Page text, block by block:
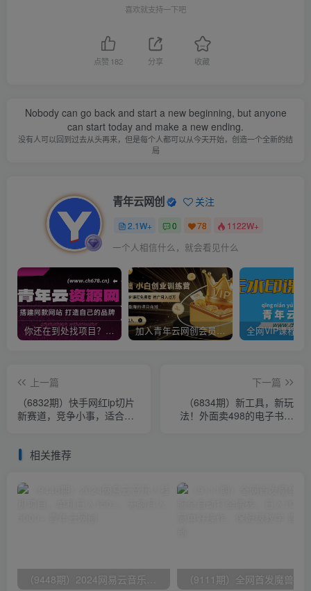
喜欢就支持一下吧
点赞 182 分享 收藏
Nobody can go back and start a new beginning, but anyone
can start today and make a new ending.
没有人可以回到过去从头再来，但是每个人都可以从今天开始，创造一个全新的结
局
青年云网创 关注
2.1W+ 0 78 1122W+
一个人相信什么，就会看见什么
你还在到处找项目？还在当韭菜？我靠卖项目一个月收入5万+，曾经我也是个失败者。 加入青年云网创会员，全站资源免费学习。加入高级合伙人，推广日入1000+
上一篇
（6832期）快手网红ip切片
新赛道，竞争小事，适合小
下一篇
（6834期）新工具，新玩
法！外面卖498的电子书引
相关推荐